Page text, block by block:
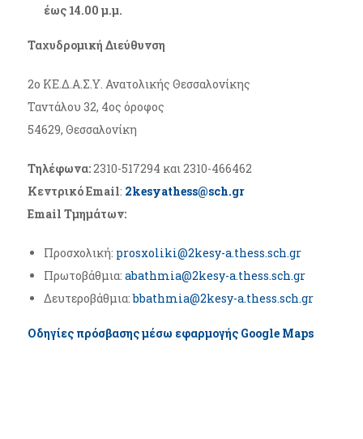
έως 14.00 μ.μ.
Ταχυδρομική Διεύθυνση
2ο ΚΕ.Δ.Α.Σ.Υ. Ανατολικής Θεσσαλονίκης
Ταντάλου 32, 4ος όροφος
54629, Θεσσαλονίκη
Τηλέφωνα:2310-517294 και 2310-466462
Κεντρικό Εmail: 2kesyathess@sch.gr
Εmail Tμημάτων:
Προσχολική: prosxoliki@2kesy-a.thess.sch.gr
Πρωτοβάθμια:abathmia@2kesy-a.thess.sch.gr
Δευτεροβάθμια:bbathmia@2kesy-a.thess.sch.gr
Οδηγίες πρόσβασης μέσω εφαρμογής Google Maps